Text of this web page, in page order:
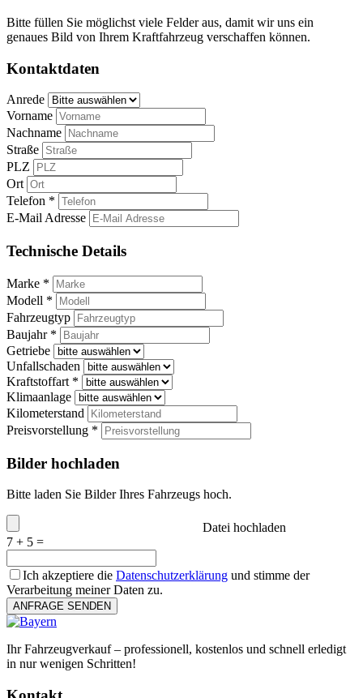
Bitte füllen Sie möglichst viele Felder aus, damit wir uns ein
genaues Bild von Ihrem Kraftfahrzeug verschaffen können.
Kontaktdaten
Anrede
Vorname
Nachname
Straße
PLZ
Ort
Telefon *
E-Mail Adresse
Technische Details
Marke *
Modell *
Fahrzeugtyp
Baujahr *
Getriebe
Unfallschaden
Kraftstoffart *
Klimaanlage
Kilometerstand
Preisvorstellung *
Bilder hochladen
Bitte laden Sie Bilder Ihres Fahrzeugs hoch.
Datei hochladen
7 + 5 =
Ich akzeptiere die Datenschutzerklärung und stimme der
Verarbeitung meiner Daten zu.
ANFRAGE SENDEN
Ihr Fahrzeugverkauf – professionell, kostenlos und schnell erledigt
in nur wenigen Schritten!